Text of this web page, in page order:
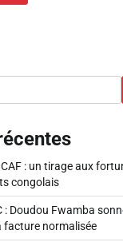
: un tirage aux
congolais
: Doudou Fwamba
facture normalisée